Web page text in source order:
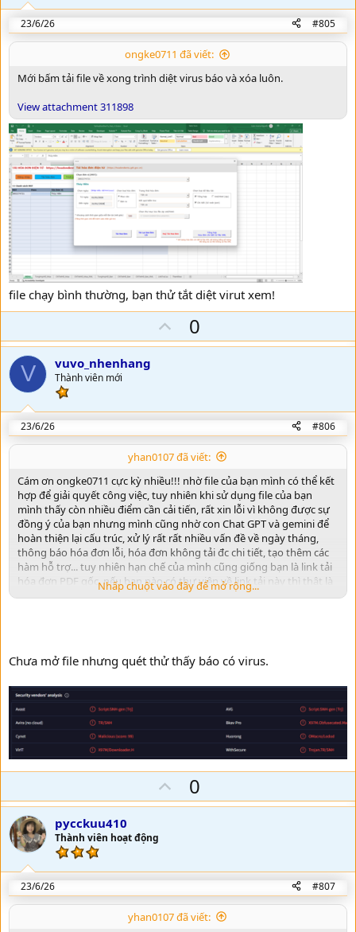
:
e
23/6/26 #805
ongke0711 đã viết:
Mới bấm tải file về xong trình diệt virus báo và xóa luôn.
View attachment 311898
file chạy bình thường, bạn thử tắt diệt virut xem!
U
p
e
0
V vuvo_nhenhang
Thành viên mới
23/6/26 #806
yhan0107 đã viết:
Cám ơn ongke0711 cực kỳ nhiều!!! nhờ file của bạn mình có thể kết
hợp để giải quyết công việc, tuy nhiên khi sử dụng file của bạn
mình thấy còn nhiều điểm cần cải tiến, rất xin lỗi vì không được sự
đồng ý của bạn nhưng mình cũng nhờ con Chat GPT và gemini để
hoàn thiện lại cấu trúc, xử lý rất rất nhiều vấn đề về ngày tháng,
thông báo hóa đơn lỗi, hóa đơn không tải đc chi tiết, tạo thêm các
hàm hỗ trợ... tuy nhiên hạn chế của mình cũng giống bạn là link tải
hóa đơn PDF gốc, nếu bạn nào có thư viện về link tải này thì thật là
tuyệt với, file sẽ hoàn thiện hơn rất nhiều!!! mình xin gửi lại file
Nhấp chuột vào đây để mở rộng...
Chưa mở file nhưng quét thử thấy báo có virus.
U
p
e
0
pycckuu410
Thành viên hoạt động
23/6/26 #807
yhan0107 đã viết: